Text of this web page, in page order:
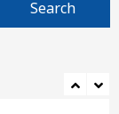
जांजगीर-चांपा
लेटेस्ट
म्यूल खातों